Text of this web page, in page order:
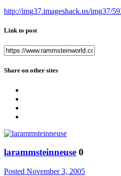
http://img37.imageshack.us/img37/
Link to post
Share on other sites
larammsteinneuse 0
Posted November 3, 2005